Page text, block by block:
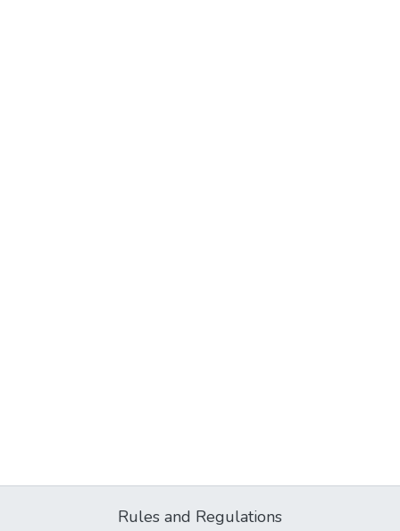
Rules and Regulations